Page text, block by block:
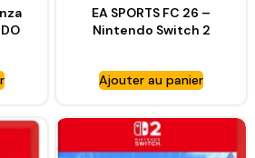
EA SPORTS FC 26 –
Nintendo Switch 2
Ajouter au panier